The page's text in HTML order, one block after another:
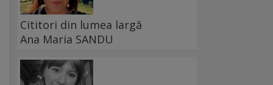
Cititori din lumea largă
Ana Maria SANDU